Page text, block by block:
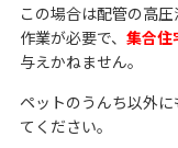
この場合は配管の高
作業が必要で、 集合住
与えかねません。
ペットのうんち以外
てください。